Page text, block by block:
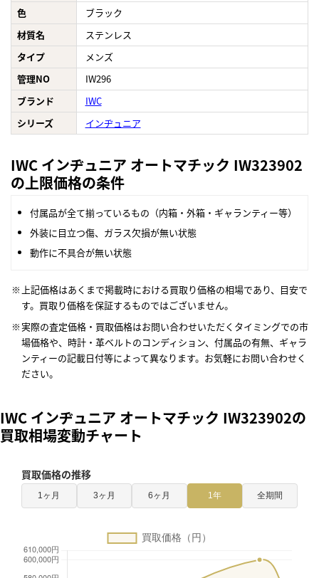
色
ブラック
材質名
ステンレス
タイプ
メンズ
管理NO
IW296
ブランド
IWC
シリーズ
インヂュニア
IWC インヂュニア オートマチック IW323902
の上限価格の条件
付属品が全て揃っているもの（内箱・外箱・ギャランティー等）
外装に目立つ傷、ガラス欠損が無い状態
動作に不具合が無い状態
上記価格はあくまで掲載時における買取り価格の相場であり、目安で
す。買取り価格を保証するものではございません。
実際の査定価格・買取価格はお問い合わせいただくタイミングでの市
場価格や、時計・革ベルトのコンディション、付属品の有無、ギャラ
ンティーの記載日付等によって異なります。お気軽にお問い合わせく
ださい。
IWC インヂュニア オートマチック IW323902の
買取相場変動チャート
買取価格の推移
1ヶ月 3ヶ月 6ヶ月 1年 全期間